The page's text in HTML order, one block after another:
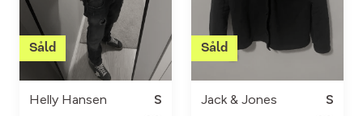
Helly Hansen
S
Jack & Jones
S